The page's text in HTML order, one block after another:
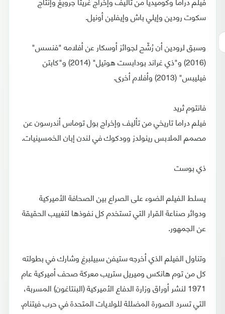
سكوت رودين وإيلي باش وإيفلين أونيل.
وسبق لرودين أن رُشّح لجوائز أوسكار عن أفلامه "فنسس"
(2016) و"ذي غراند بودابست هوتيل" (2014) و"كابتن
فيليبس" (2013) وأفلام أخرى.
فانتوم ثريد
فيلم دراما تاريخي من تأليف وإخراج بول توماس أندرسون عن
مصمم الملابس رينولدز وودكوك في لندن إبان الخمسينيات.
ذي بوست
يسلط الفيلم الضوء على الصراع بين الصحافة الأميركية
ودوائر صناعة القرار التي تستخدم كل نفوذها لتغييب الحقيقة
عن الجمهور.
وتناول الفيلم الذي أخرجه ستيفن سبيلبرغ وشارك في بطولته
كل من توم هانكس وميريل ستريب معركة صحف أميركية عام
1971 لنشر أوراق وزارة الدفاع الأميركية (البنتاغون) المسربة،
التي تسرد الصورة المضللة للولايات المتحدة في حرب فيتنام.